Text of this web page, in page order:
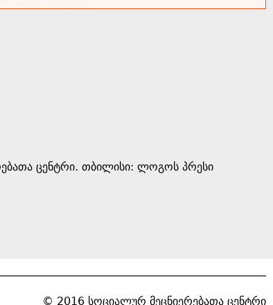
ცენტრი. თბილისი: ლოგოს პრესი
© 2016 სოციალურ მეცნიერებათა ცენტრი